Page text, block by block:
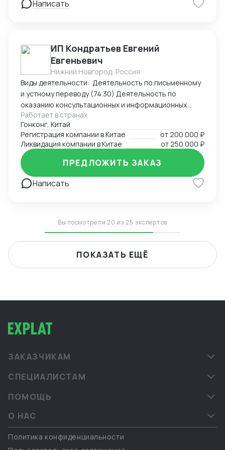
интересов клиента в судах, налоговых органах,
Написать
ИП Кондратьев Евгений
Евгеньевич
Нижний Новгород, Россия
Виды деятельности: Деятельность по письменному
и устному переводу (74.30) Деятельность по
оказанию консультационных и информационных
услуг (63.99.1) Услуги по бронированию прочие и
сопутствующая деятельность (79.90)
Работает в странах
Гонконг, Китай
Регистрация компании в Китае
от200 000 ₽
Ликвидация компании в Китае
от250 000 ₽
Написать
ПРЕДЛОЖИТЬ ЗАКАЗ
Вы посмотрели 20 из 25 экспертов
ПОКАЗАТЬ ЕЩЁ
ЗАКАЗЧИКАМ
СПЕЦИАЛИСТАМ
ПОМОЩЬ
О НАС
Политика конфиденциальности